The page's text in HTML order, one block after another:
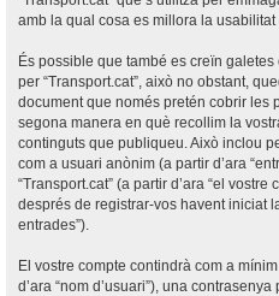
amb la qual cosa es millora la usabilitat
És possible que també es creïn
per “Transport.cat”, això no obstant,
document que només pretén cobrir les
segona manera en què recollim la
continguts que publiqueu. Això inclou
com a usuari anònim (a partir d’ara
“Transport.cat” (a partir d’ara “el
després de registrar-vos havent iniciat
entrades”).
El vostre compte contindrà com a
d’ara “nom d’usuari”), una